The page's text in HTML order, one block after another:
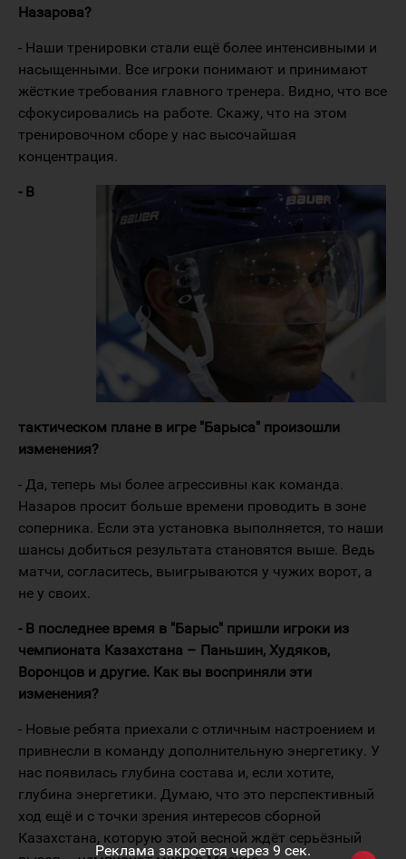
Реклама закроется через8 сек.
Назарова?
- Наши тренировки стали ещё более интенсивными и
насыщенными. Все игроки понимают и принимают
жёсткие требования главного тренера. Видно, что все
сфокусировались на работе. Скажу, что на этом
тренировочном сборе у нас высочайшая
концентрация.
- В
тактическом плане в игре "Барыса" произошли
изменения?
- Да, теперь мы более агрессивны как команда.
Назаров просит больше времени проводить в зоне
соперника. Если эта установка выполняется, то наши
шансы добиться результата становятся выше. Ведь
матчи, согласитесь, выигрываются у чужих ворот, а
не у своих.
- В последнее время в "Барыс" пришли игроки из
чемпионата Казахстана – Паньшин, Худяков,
Воронцов и другие. Как вы восприняли эти
изменения?
- Новые ребята приехали с отличным настроением и
привнесли в команду дополнительную энергетику. У
нас появилась глубина состава и, если хотите,
глубина энергетики. Думаю, что это перспективный
ход ещё и с точки зрения интересов сборной
Казахстана, которую этой весной ждёт серьёзный